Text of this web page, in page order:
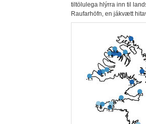
tiltölulega hlýrra inn til
Raufarhöfn, en jákvætt